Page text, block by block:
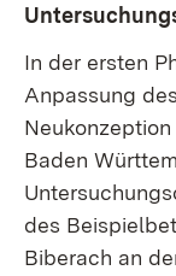
In der ersten
Anpassung
Baden
des
Biberach an